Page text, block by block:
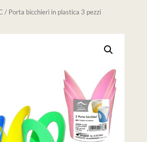
/ Porta bicchieri in plastica 3 pezzi